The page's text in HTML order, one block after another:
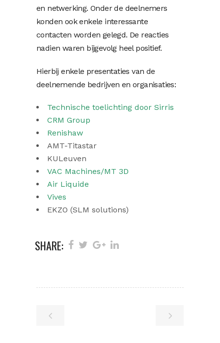
en netwerking. Onder de deelnemers
konden ook enkele interessante
contacten worden gelegd. De reacties
nadien waren bijgevolg heel positief.
Hierbij enkele presentaties van de
deelnemende bedrijven en organisaties:
Technische toelichting door Sirris
CRM Group
Renishaw
AMT-Titastar
KULeuven
VAC Machines/MT 3D
Air Liquide
Vives
EKZO (SLM solutions)
SHARE: